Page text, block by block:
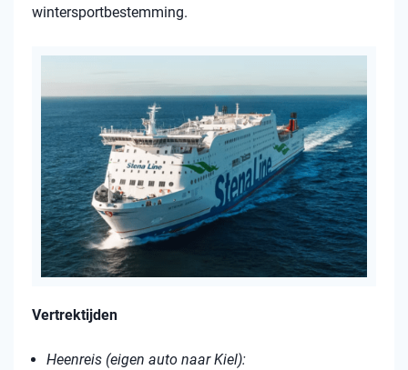
wintersportbestemming.
Vertrektijden
Heenreis (eigen auto naar Kiel):